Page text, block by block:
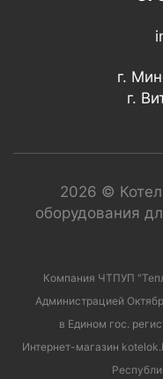
г.
г.
2026 ©
оборудования
Компания ЧТПУП
Администрацией
в Едином гос.
Интернет-магазин